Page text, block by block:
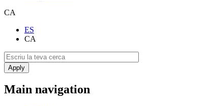
CA
ES
CA
Main navigation